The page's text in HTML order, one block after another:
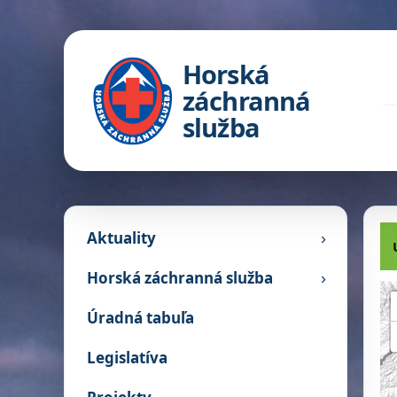
Horská
záchranná
služba
Aktuality ›
Horská záchranná služba ›
Úradná tabuľa
Legislatíva